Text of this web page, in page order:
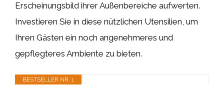
Erscheinungsbild ihrer Außenbereiche aufwerten.
Investieren Sie in diese nützlichen Utensilien, um
Ihren Gästen ein noch angenehmeres und
gepflegteres Ambiente zu bieten.
BESTSELLER NR. 1